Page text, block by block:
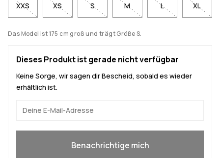
XXS XS S M L XL
Das Model ist 175 cm groß und trägt Größe S.
Dieses Produkt ist gerade nicht verfügbar
Keine Sorge, wir sagen dir Bescheid, sobald es wieder
erhältlich ist.
Benachrichtige mich